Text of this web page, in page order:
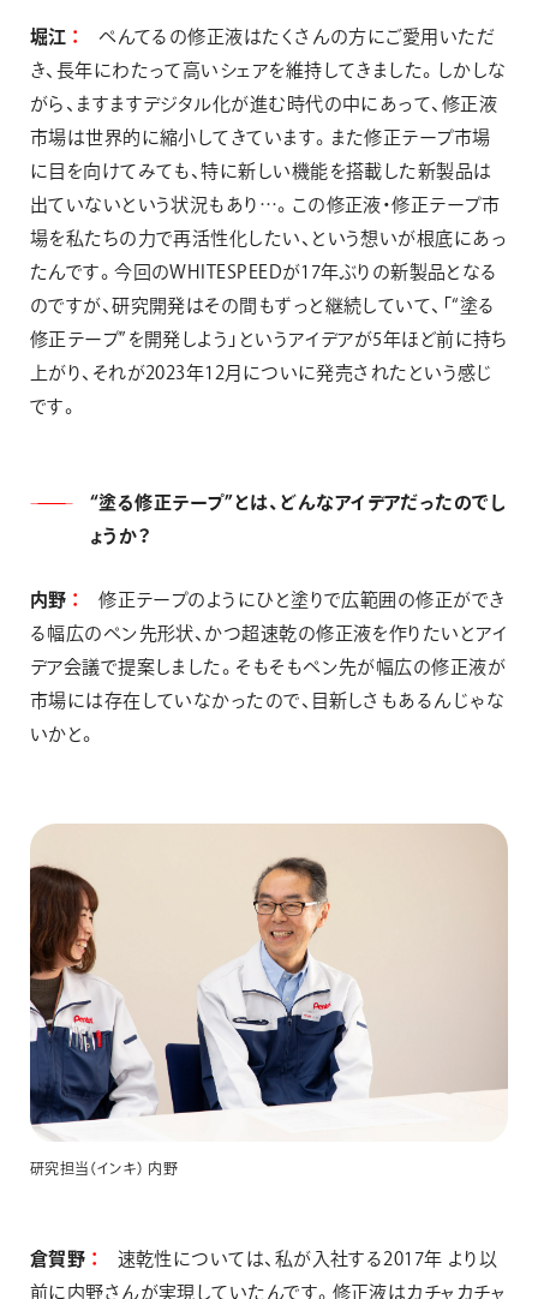
堀江
ぺんてるの修正液はたくさんの方にご愛用いただ
き、長年にわたって高いシェアを維持してきました。しかしな
がら、ますますデジタル化が進む時代の中にあって、修正液
市場は世界的に縮小してきています。また修正テープ市場
に目を向けてみても、特に新しい機能を搭載した新製品は
出ていないという状況もあり…。この修正液・修正テープ市
場を私たちの力で再活性化したい、という想いが根底にあっ
たんです。今回のWHITESPEEDが17年ぶりの新製品となる
のですが、研究開発はその間もずっと継続していて、「“塗る
修正テープ”を開発しよう」というアイデアが5年ほど前に持ち
上がり、それが2023年12月についに発売されたという感じ
です。
“塗る修正テープ”とは、どんなアイデアだったのでし
ょうか？
内野
修正テープのようにひと塗りで広範囲の修正ができ
る幅広のペン先形状、かつ超速乾の修正液を作りたいとアイ
デア会議で提案しました。そもそもペン先が幅広の修正液が
市場には存在していなかったので、目新しさもあるんじゃな
いかと。
研究担当（インキ） 内野
倉賀野
速乾性については、私が入社する2017年 より以
前に内野さんが実現していたんです。修正液はカチャカチャ